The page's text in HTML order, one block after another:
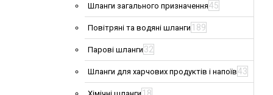
Шланги загального призначення45
Повітряні та водяні шланги 189
Парові шланги 32
Шланги для харчових продуктів і напоїв43